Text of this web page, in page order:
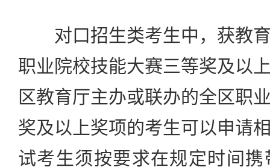
对口招生类考生中，获教育
职业院校技能大赛三等奖及以
区教育厅主办或联办的全区职
奖及以上奖项的考生可以申请
试考生须按要求在规定时间